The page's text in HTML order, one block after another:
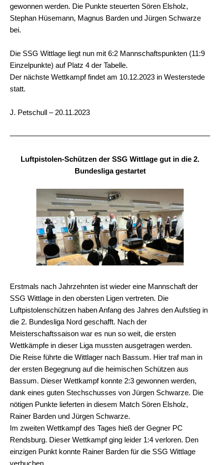
gewonnen werden. Die Punkte steuerten Sören Elsholz,
Stephan Hüsemann, Magnus Barden und Jürgen Schwarze
bei.
Die SSG Wittlage liegt nun mit 6:2 Mannschaftspunkten (11:9
Einzelpunkte) auf Platz 4 der Tabelle.
Der nächste Wettkampf findet am 10.12.2023 in Westerstede
statt.
J. Petschull – 20.11.2023
Luftpistolen-Schützen der SSG Wittlage gut in die 2.
Bundesliga gestartet
Erstmals nach Jahrzehnten ist wieder eine Mannschaft der
SSG Wittlage in den obersten Ligen vertreten. Die
Luftpistolenschützen haben Anfang des Jahres den Aufstieg in
die 2. Bundesliga Nord geschafft. Nach der
Meisterschaftssaison war es nun so weit, die ersten
Wettkämpfe in dieser Liga mussten ausgetragen werden.
Die Reise führte die Wittlager nach Bassum. Hier traf man in
der ersten Begegnung auf die heimischen Schützen aus
Bassum. Dieser Wettkampf konnte 2:3 gewonnen werden,
dank eines guten Stechschusses von Jürgen Schwarze. Die
nötigen Punkte lieferten in diesem Match Sören Elsholz,
Rainer Barden und Jürgen Schwarze.
Im zweiten Wettkampf des Tages hieß der Gegner PC
Rendsburg. Dieser Wettkampf ging leider 1:4 verloren. Den
einzigen Punkt konnte Rainer Barden für die SSG Wittlage
verbuchen.